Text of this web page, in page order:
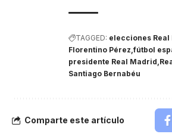
TAGGED: elecciones Real
Florentino Pérez fútbol
presidente Real Madrid
Santiago Bernabéu
Comparte este artículo